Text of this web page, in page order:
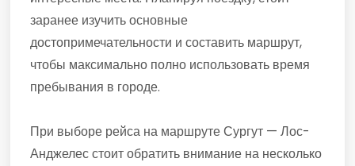
заранее изучить основные
достопримечательности и составить маршрут,
чтобы максимально полно использовать время
пребывания в городе.
При выборе рейса на маршруте Сургут — Лос-
Анджелес стоит обратить внимание на несколько